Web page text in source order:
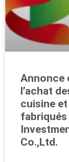
Annonce
l’achat
cuisine
fabriqués
Co.,Ltd.